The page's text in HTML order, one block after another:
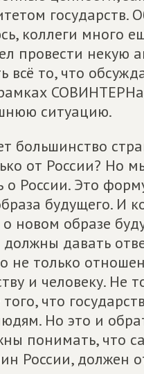
государств.
коллеги много
провести некую
всё то, что
ситуацию.
большинство
от России? Но
о России. Это
будущего. И
новом образе
должны давать
не только
и человеку. Не
что
Но это и
понимать, что
России, должен